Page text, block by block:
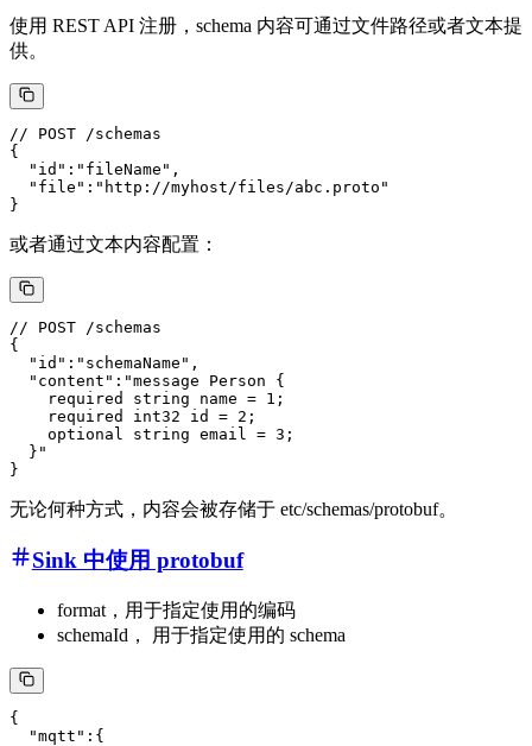
使用 REST API 注册，schema 内容可通过文件路径或者文本提
供。
// POST /schemas
{
  "id":"fileName",
  "file":"http://myhost/files/abc.proto"
或者通过文本内容配置：
// POST /schemas
{
  "id":"schemaName",
  "content":"message Person {
    required string name = 1;
    required int32 id = 2;
    optional string email = 3;
  }"
无论何种方式，内容会被存储于 etc/schemas/protobuf。
Sink 中使用 protobuf
format，用于指定使用的编码
schemaId， 用于指定使用的 schema
{
  "mqtt":{